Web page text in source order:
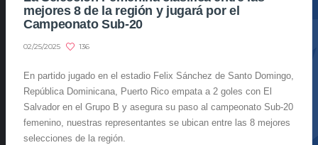
mejores 8 de la región y jugará por el
Campeonato Sub-20
02/25/2025 136
En partido jugado en el estadio Felix Sánchez de Santo Domingo,
República Dominicana, Puerto Rico empata a 2 goles con El
Salvador en el Grupo B y asegura su paso al campeonato Sub-20
femenino, nuestras representantes se ubican entre las 8 mejores
selecciones de la región.